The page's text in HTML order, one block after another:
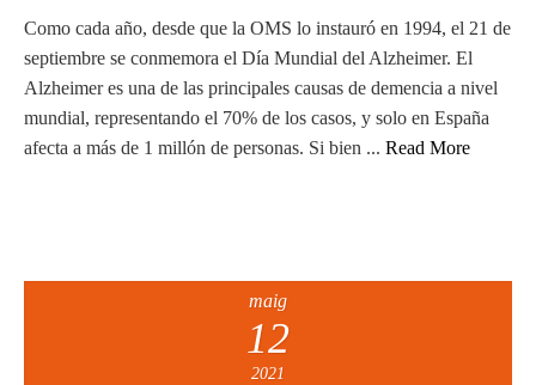
Como cada año, desde que la OMS lo instauró en 1994, el 21 de
septiembre se conmemora el Día Mundial del Alzheimer. El
Alzheimer es una de las principales causas de demencia a nivel
mundial, representando el 70% de los casos, y solo en España
afecta a más de 1 millón de personas. Si bien ... Read More
maig
12
2021